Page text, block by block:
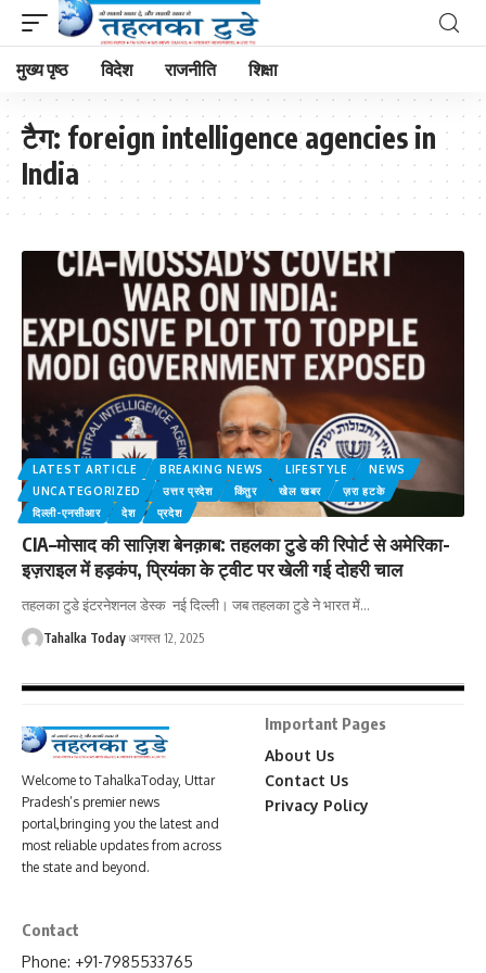
मुख्य पृष्ठ विदेश राजनीति शिक्षा
टैग: foreign intelligence agencies in
India
LATEST ARTICLE BREAKING NEWS LIFESTYLE
NEWS
UNCATEGORIZED
उत्तर प्रदेश किंतुर खेल खबर
ज़रा हटके
दिल्ली-एनसीआर
देश प्रदेश
CIA–मोसाद की साज़िश बेनक़ाब: तहलका टुडे की रिपोर्ट से अमेरिका-
इज़राइल में हड़कंप, प्रियंका के ट्वीट पर खेली गई दोहरी चाल
तहलका टुडे इंटरनेशनल डेस्क नई दिल्ली। जब तहलका टुडे ने भारत में…
Tahalka Today अगस्त 12, 2025
Welcome to TahalkaToday, Uttar
Pradesh’s premier news
portal,bringing you the latest and
most reliable updates from across
the state and beyond.
Important Pages
About Us
Contact Us
Privacy Policy
Contact
Phone: +91-7985533765